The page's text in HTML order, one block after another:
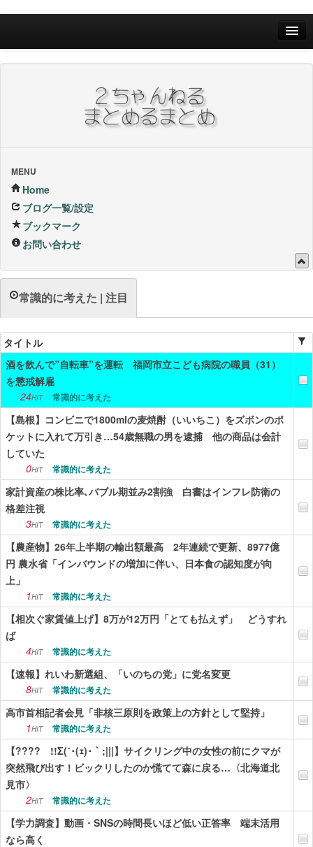
Home
ブックマーク
24Hランキング
昨日のランキング
1週間内ランキング
1ヶ月内ランキング
ニュース
エンタメ
スポーツ
漫画・アニメ
ゲーム
Vtuber
趣味
生活
アダルト
RSS配信一覧
MENU
Home
ブログ一覧/設定
ブックマーク
お問い合わせ
常識的に考えた | 注目
タイトル
酒を飲んで”自転車”を運転 福岡市立こども病院の職員（31）
を懲戒解雇
24HIT 常識的に考えた
【島根】コンビニで1800mlの麦焼酎（いいちこ）をズボンのポ
ケットに入れて万引き…54歳無職の男を逮捕 他の商品は会計
していた
0HIT 常識的に考えた
家計資産の株比率､バブル期並み2割強 白書はインフレ防衛の
格差注視
3HIT 常識的に考えた
【農産物】26年上半期の輸出額最高 2年連続で更新、8977億
円 農水省「インバウンドの増加に伴い、日本食の認知度が向
上」
1HIT 常識的に考えた
【相次ぐ家賃値上げ】8万が12万円「とても払えず」 どうすれ
ば
4HIT 常識的に考えた
【速報】れいわ新選組、「いのちの党」に党名変更
8HIT 常識的に考えた
高市首相記者会見「非核三原則を政策上の方針として堅持」
1HIT 常識的に考えた
【???? !!Σ(´･(ｪ)･｀;|||】サイクリング中の女性の前にクマが
突然飛び出す！ビックリしたのか慌てて森に戻る…〈北海道北
見市〉
2HIT 常識的に考えた
【学力調査】動画・SNSの時間長いほど低い正答率 端末活用
なら高く